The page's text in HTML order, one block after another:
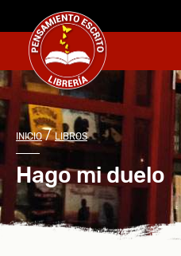
INICIO/LIBROS
Hago mi duelo